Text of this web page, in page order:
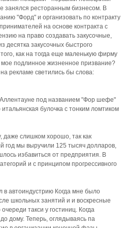
занялся ресторанным бизнесом. В
"Форд" и организовать по контракту
на основе контракта с
на право создавать закусочные,
десятка закусочных быстрого
как на тогда еще маленькую фирму
подлинное жизненное призвание?
рекламе светились бы слова:
под названием "Фор шефе"
булочка с тонким ломтиком
даже слишком хорошо, так как
год мы выручили 125 тысяч долларов,
избавиться от предприятия. В
и с принципом прогрессивного
в автоиндустрию Когда мне было
школьных занятий и и воскресные
такси у гостиниц. Когда
дому. Теперь, оглядываясь па